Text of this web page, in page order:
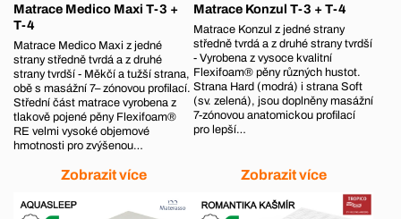
Matrace Medico Maxi T-3 +
T-4
Matrace Medico Maxi z jedné
strany středně tvrdá a z druhé
strany tvrdší - Měkčí a tužší strana,
obě s masážní 7– zónovou profilací.
Střední část matrace vyrobena z
tlakově pojené pěny Flexifoam®
RE velmi vysoké objemové
hmotnosti pro zvýšenou…
Zobrazit více
Matrace Konzul T-3 + T-4
Matrace Konzul z jedné strany
středně tvrdá a z druhé strany tvrdší
- Vyrobena z vysoce kvalitní
Flexifoam® pěny různých hustot.
Strana Hard (modrá) i strana Soft
(sv. zelená), jsou doplněny masážní
7-zónovou anatomickou profilací
pro lepší…
Zobrazit více